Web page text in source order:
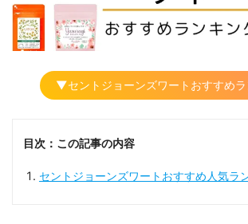
▼セントジョーンズワートおすすめ
目次：この記事の内容
セントジョーンズワートおすすめ人気ラ